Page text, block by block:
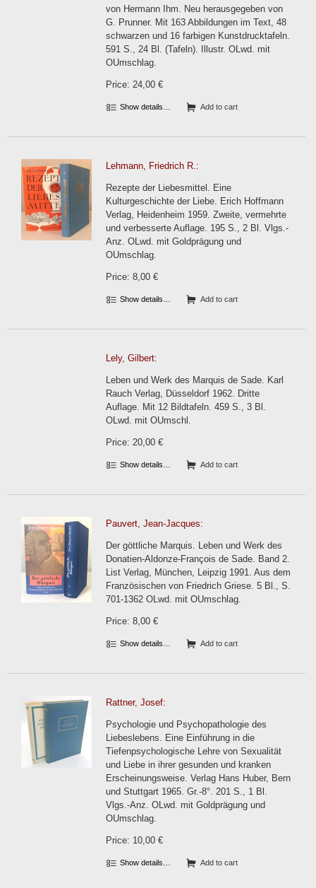
von Hermann Ihm. Neu herausgegeben von
G. Prunner. Mit 163 Abbildungen im Text, 48
schwarzen und 16 farbigen Kunstdrucktafeln.
591 S., 24 Bl. (Tafeln). Illustr. OLwd. mit
OUmschlag.
Price: 24,00 €
Show details… Add to cart
Lehmann, Friedrich R.:
Rezepte der Liebesmittel. Eine
Kulturgeschichte der Liebe. Erich Hoffmann
Verlag, Heidenheim 1959. Zweite, vermehrte
und verbesserte Auflage. 195 S., 2 Bl. Vlgs.-
Anz. OLwd. mit Goldprägung und
OUmschlag.
Price: 8,00 €
Show details… Add to cart
Lely, Gilbert:
Leben und Werk des Marquis de Sade. Karl
Rauch Verlag, Düsseldorf 1962. Dritte
Auflage. Mit 12 Bildtafeln. 459 S., 3 Bl.
OLwd. mit OUmschl.
Price: 20,00 €
Show details… Add to cart
Pauvert, Jean-Jacques:
Der göttliche Marquis. Leben und Werk des
Donatien-Aldonze-François de Sade. Band 2.
List Verlag, München, Leipzig 1991. Aus dem
Französischen von Friedrich Griese. 5 Bl., S.
701-1362 OLwd. mit OUmschlag.
Price: 8,00 €
Show details… Add to cart
Rattner, Josef:
Psychologie und Psychopathologie des
Liebeslebens. Eine Einführung in die
Tiefenpsychologische Lehre von Sexualität
und Liebe in ihrer gesunden und kranken
Erscheinungsweise. Verlag Hans Huber, Bern
und Stuttgart 1965. Gr.-8°. 201 S., 1 Bl.
Vlgs.-Anz. OLwd. mit Goldprägung und
OUmschlag.
Price: 10,00 €
Show details… Add to cart